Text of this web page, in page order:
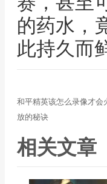
的药水，
此持久而
和平精英该怎么录像才会
放的秘诀
相关文章